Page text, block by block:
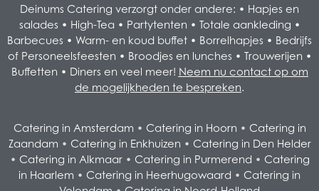
Deinums Catering verzorgt onder andere: • Hapjes en
salades • High-Tea • Partytenten • Totale aankleding •
Barbecues • Warm- en koud buffet • Borrelhapjes • Bedrijfs
of Personeelsfeesten • Broodjes en lunches • Trouwerijen •
Buffetten • Diners en veel meer! Neem nu contact op om
de mogelijkheden te bespreken.
Catering in Amsterdam • Catering in Hoorn • Catering in
Zaandam • Catering in Enkhuizen • Catering in Den Helder
• Catering in Alkmaar• Catering in Purmerend • Catering
in Haarlem • Catering in Heerhugowaard • Catering in